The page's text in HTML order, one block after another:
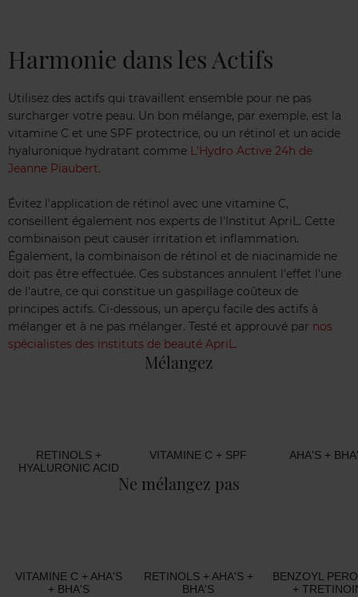
Harmonie dans les Actifs
Utilisez des actifs qui travaillent ensemble pour ne pas
surcharger votre peau. Un bon mélange, par exemple, est la
vitamine C et une SPF protectrice, ou un rétinol et un acide
hyaluronique hydratant comme L'Hydro Active 24h de
Jeanne Piaubert.
Évitez l'application de rétinol avec une vitamine C,
conseillent également nos experts de l'Institut ApriL. Cette
combinaison peut causer irritation et inflammation.
Également, la combinaison de rétinol et de niacinamide ne
doit pas être effectuée. Ces substances annulent l'effet l'une
de l'autre, ce qui constitue un gaspillage coûteux de
principes actifs. Ci-dessous, un aperçu facile des actifs à
mélanger et à ne pas mélanger. Testé et approuvé par nos
spécialistes des instituts de beauté ApriL.
Mélangez
RETINOLS +
HYALURONIC ACID
VITAMINE C + SPF AHA'S +
Ne mélangez pas
VITAMINE C + AHA'S
+ BHA'S
RETINOLS + AHA'S +
BHA'S
BENZOYL
+